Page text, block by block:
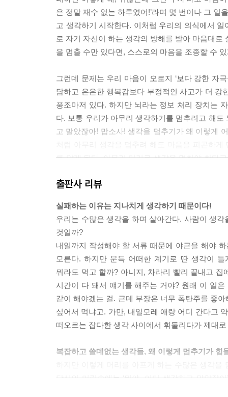
은 정말 재수 없는 하루였어!’라며 몇 번이나 그 일
고 생각하기 시작한다. 이처럼 우리의 의식에서
로 자기 자신이 하는 생각의 방해를 받아 마음대
을 멈출 수만 있다면, 스스로의 마음을 조종할 수
그런데 문제는 우리 마음이 오로지 ‘보다 강한 자
담하고 은은한 행복감보다 부정적인 사고가 더
풍조마저 있다. 하지만 뇌라는 정보 처리 장치는
다. 보통 우리가 아무리 생각하기를 멈추려고 해
고 말았잖아! 맙소사! 생각을 멈추기가 왜 이렇게
를 알게 된다. 아무리 머리로 생각을 멈춰야 한다
사람은 하루 종일 생각을 하며 지낸다. 일반적으
위대하다’고 믿는 사람들이 많다. 그런데 생각이
어지고, 불안해하고, 망설이는 것은 아닐까? 나는
인은 다른 사람의 이야기를 듣는 것이 서툴다고
났던 경험이 있을 것이다. 하지만 그 사람은 정말
만일 일부러 만나서 이야기를 나누게 된 상황이라
어주자’라는 생각으로 약속 장소에 나왔을 것이
나기 시작한다. 고민을 잘 들어줘서 상대의 신뢰
들이 꼬리를 물고 일어난다.
나는 평상시에 좌선을 하며 스스로의 의식이 어떻
출판사 리뷰
실패하는 이유는 지나치게 생각하기 때문이다!
우리는 수많은 생각을 하며 살아간다. 사람이 생
것일까?
내일까지 작성해야 할 서류 때문에 야근을 해야
모른다. 하지만 문득 어떠한 계기로 딴 생각이
뭐라도 먹고 할까? 아니지, 차라리 빨리 끝내고
시간이 다 돼서 얘기를 해주는 거야? 원래 이 일
같이 해야겠는 걸. 근데 부장은 너무 폭탄주를 좋
싶어서 먹냐고. 가만, 내일모레 애랑 어디 간다고
떠오르는 잡다한 생각 사이에서 휘둘리다가 제대
복잡하고 쓸데없는 생각들, 왜 이렇게 멈추기가 힘
당신의 머릿속에는 ‘뭐야, 이미 생각하고 말았잖